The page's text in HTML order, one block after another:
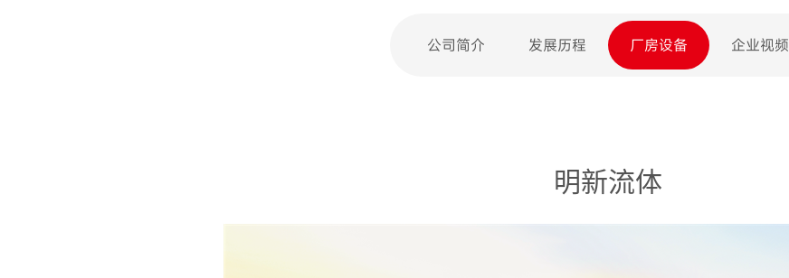
公司简介 发展历程 厂房设备 企业视频
明新流体